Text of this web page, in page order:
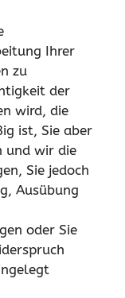
Ihrer
zu
der
wird, die
ist, Sie aber
und wir die
Sie jedoch
Ausübung
oder Sie